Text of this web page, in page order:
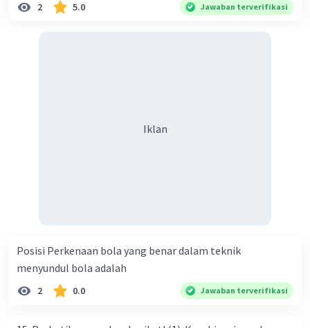
2 5.0 Jawaban terverifikasi
Iklan
Posisi Perkenaan bola yang benar dalam teknik
menyundul bola adalah​
2 0.0 Jawaban terverifikasi